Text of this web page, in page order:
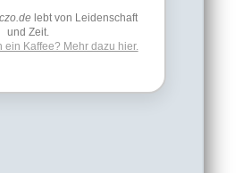
lebt von Leidenschaft
und Zeit.
ein Kaffee? Mehr dazu hier.